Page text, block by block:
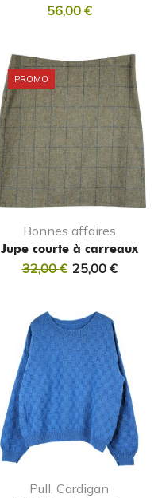
56,00 €
PROMO
Bonnes affaires
Jupe courte à carreaux
32,00€ 25,00 €
Pull, Cardigan